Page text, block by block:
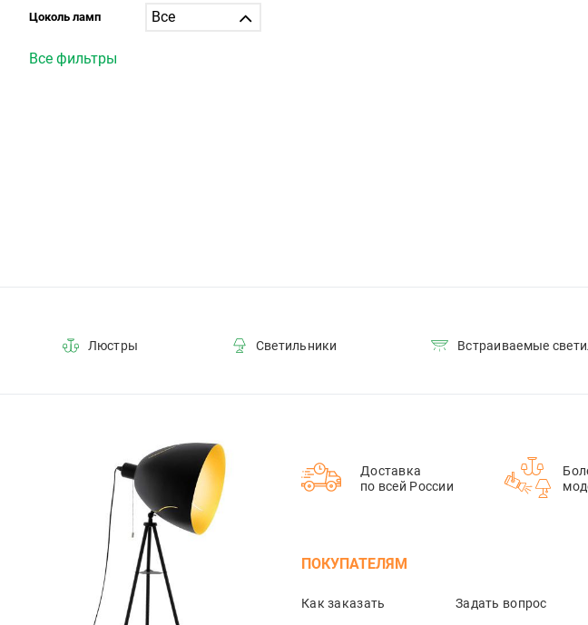
12-15
20-25
Цоколь ламп
Все фильтры
Люстры Светильники Встраиваемые
Доставка
по всей России
ПОКУПАТЕЛЯМ
Как заказать Задать вопрос